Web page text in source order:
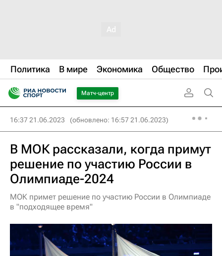
Политика В мире Экономика Общество
Матч-центр
16:37 21.06.2023 (обновлено: 16:57 21.06.2023)
В МОК рассказали, когда примут
решение по участию России в
Олимпиаде-2024
МОК примет решение по участию России в Олимпиаде
в "подходящее время"